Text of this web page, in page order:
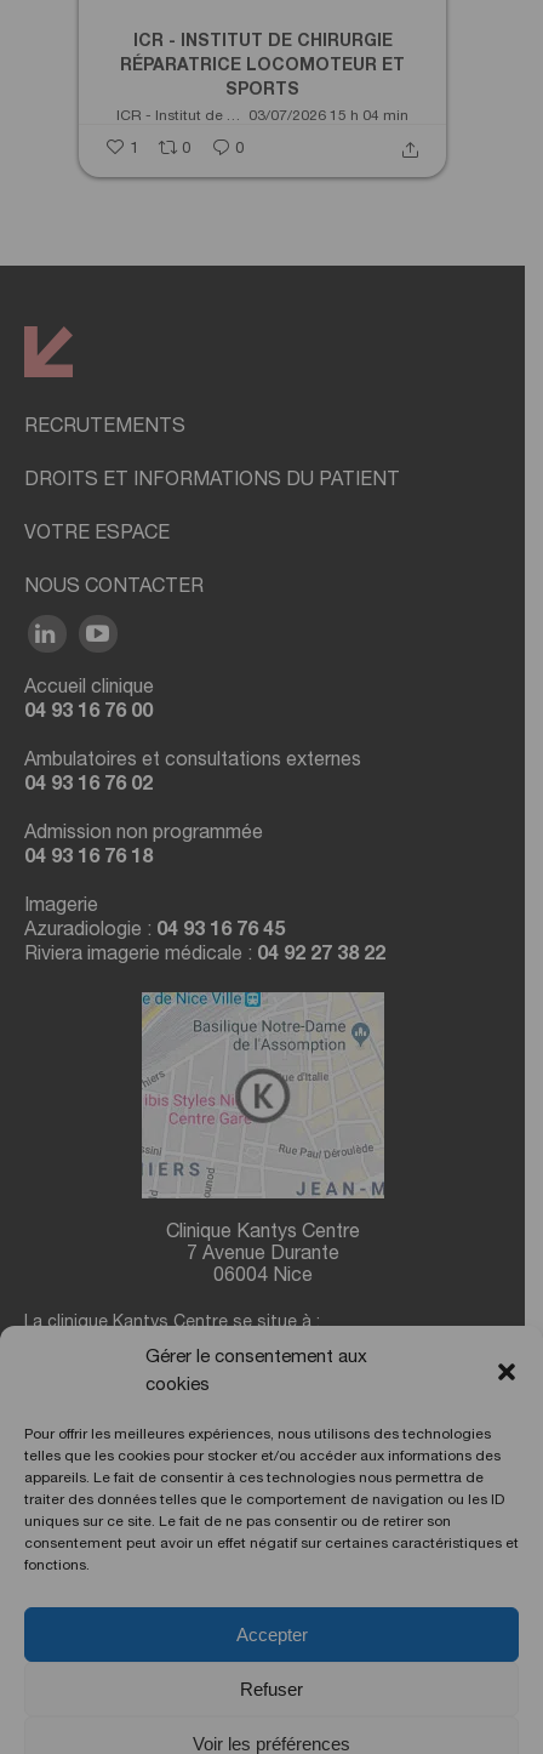
Gérer le consentement aux
cookies
Pour offrir les meilleures expériences, nous utilisons des technologies
telles que les cookies pour stocker et/ou accéder aux informations des
appareils. Le fait de consentir à ces technologies nous permettra de
traiter des données telles que le comportement de navigation ou les ID
uniques sur ce site. Le fait de ne pas consentir ou de retirer son
consentement peut avoir un effet négatif sur certaines caractéristiques et
fonctions.
Accepter
Refuser
Voir les préférences
ICR - INSTITUT DE CHIRURGIE
RÉPARATRICE LOCOMOTEUR ET
SPORTS
ICR - Institut de Chirurgie Réparatrice Locomoteur et Sports 03/07/2026 15 h 04 min
1 0 0
RECRUTEMENTS
DROITS ET INFORMATIONS DU PATIENT
VOTRE ESPACE
NOUS CONTACTER
Accueil clinique
04 93 16 76 00
Ambulatoires et consultations externes
04 93 16 76 02
Admission non programmée
04 93 16 76 18
Imagerie
Azuradiologie : 04 93 16 76 45
Riviera imagerie médicale : 04 92 27 38 22
Clinique Kantys Centre
7 Avenue Durante
06004 Nice
La clinique Kantys Centre se situe à :
700 m de la ligne du Tramway
, arrêt «gare Thiers»
CERTIFICATION
légales |Groupe Kantys